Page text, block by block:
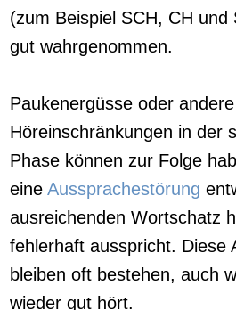
(zum Beispiel SCH, CH
gut wahrgenommen.
Paukenergüsse oder andere
Höreinschränkungen in der
Phase können zur Folge
eine Aussprachestörung
ausreichenden Wortschatz
fehlerhaft ausspricht. Diese
bleiben oft bestehen, auch
wieder gut hört.